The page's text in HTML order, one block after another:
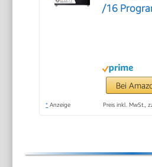
/16
Program/
Program/
Wash/
Bei
* Anzeige Preis inkl. MwSt.,